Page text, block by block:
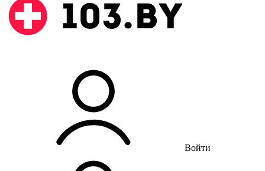
Войти